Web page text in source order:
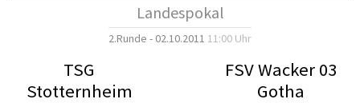
Landespokal
2.Runde - 02.10.2011 11:00 Uhr
TSG
Stotternheim
FSV Wacker 03
Gotha